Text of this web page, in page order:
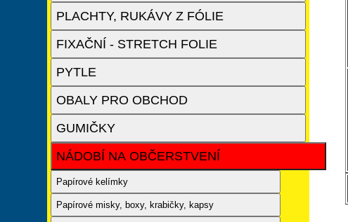
PLACHTY, RUKÁVY Z FÓLIE
FIXAČNÍ - STRETCH FOLIE
PYTLE
OBALY PRO OBCHOD
GUMIČKY
NÁDOBÍ NA OBČERSTVENÍ
Papírové kelímky
Papírové misky, boxy, krabičky, kapsy